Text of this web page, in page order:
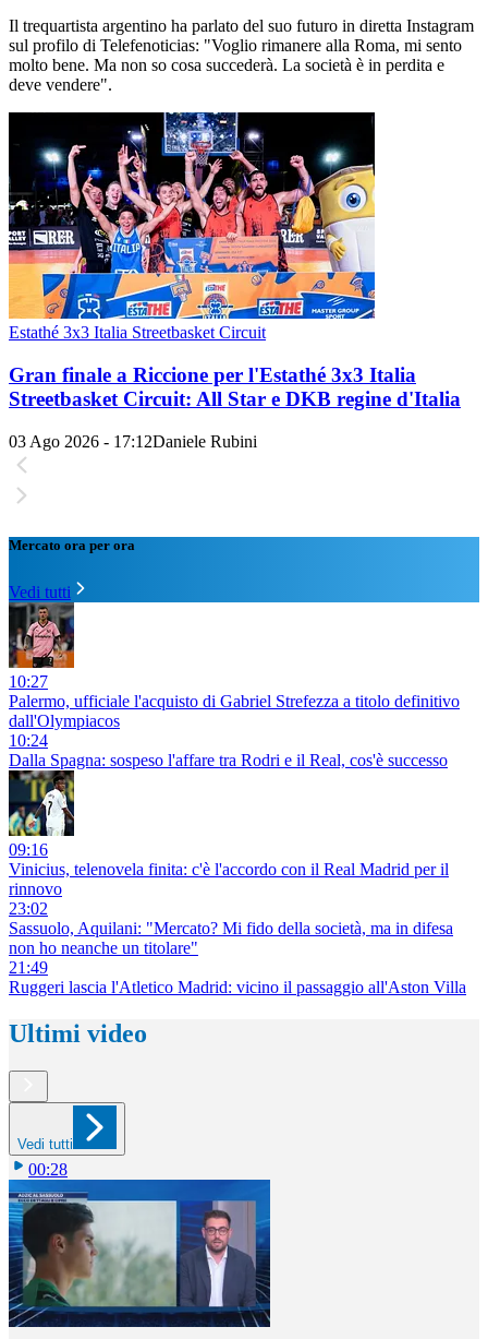
Il trequartista argentino ha parlato del suo futuro in diretta Instagram
sul profilo di Telefenoticias: "Voglio rimanere alla Roma, mi sento
molto bene. Ma non so cosa succederà. La società è in perdita e
deve vendere".
Estathé 3x3 Italia Streetbasket Circuit
Gran finale a Riccione per l'Estathé 3x3 Italia
Streetbasket Circuit: All Star e DKB regine d'Italia
03 Ago 2026 - 17:12Daniele Rubini
Mercato ora per ora
Vedi tutti
10:27
Palermo, ufficiale l'acquisto di Gabriel Strefezza a titolo definitivo
dall'Olympiacos
10:24
Dalla Spagna: sospeso l'affare tra Rodri e il Real, cos'è successo
09:16
Vinicius, telenovela finita: c'è l'accordo con il Real Madrid per il
rinnovo
23:02
Sassuolo, Aquilani: "Mercato? Mi fido della società, ma in difesa
non ho neanche un titolare"
21:49
Ruggeri lascia l'Atletico Madrid: vicino il passaggio all'Aston Villa
Ultimi video
Vedi tutti
00:28